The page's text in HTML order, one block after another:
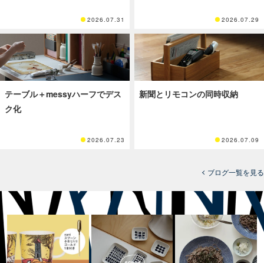
2026.07.31 2026.07.29
テーブル＋messyハーフでデス
ク化
2026.07.23
新聞とリモコンの同時収納
2026.07.09
ブログ一覧を見る